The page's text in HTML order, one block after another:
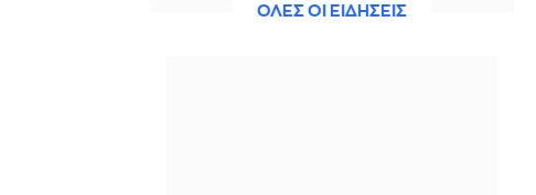
Έξι στους 10 συνταξιούχους
ΟΛΕΣ ΟΙ ΕΙΔΗΣΕΙΣ